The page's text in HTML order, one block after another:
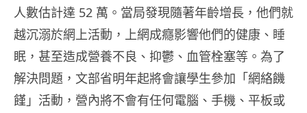
人數估計達 52 萬。當局發現隨著年齡增長，他們就
越沉溺於網上活動，上網成癮影響他們的健康、睡
眠，甚至造成營養不良、抑鬱、血管栓塞等。為了
解決問題，文部省明年起將會讓學生參加「網絡饑
饉」活動，營內將不會有任何電腦、手機、平板或